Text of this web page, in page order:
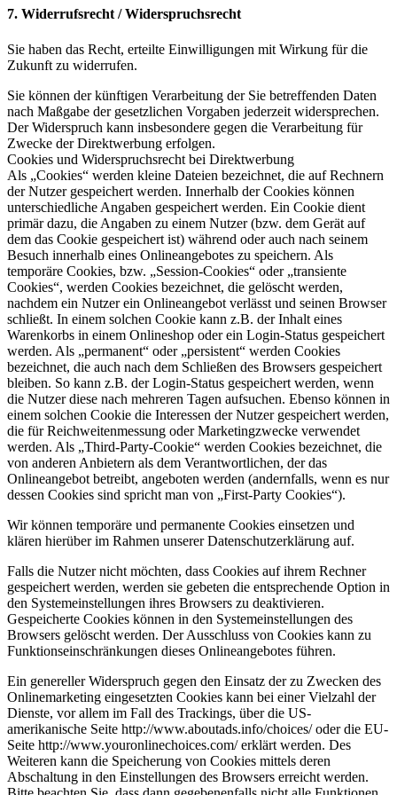
7. Widerrufsrecht / Widerspruchsrecht
Sie haben das Recht, erteilte Einwilligungen mit Wirkung für die
Zukunft zu widerrufen.
Sie können der künftigen Verarbeitung der Sie betreffenden Daten
nach Maßgabe der gesetzlichen Vorgaben jederzeit widersprechen.
Der Widerspruch kann insbesondere gegen die Verarbeitung für
Zwecke der Direktwerbung erfolgen.
Cookies und Widerspruchsrecht bei Direktwerbung
Als „Cookies“ werden kleine Dateien bezeichnet, die auf Rechnern
der Nutzer gespeichert werden. Innerhalb der Cookies können
unterschiedliche Angaben gespeichert werden. Ein Cookie dient
primär dazu, die Angaben zu einem Nutzer (bzw. dem Gerät auf
dem das Cookie gespeichert ist) während oder auch nach seinem
Besuch innerhalb eines Onlineangebotes zu speichern. Als
temporäre Cookies, bzw. „Session-Cookies“ oder „transiente
Cookies“, werden Cookies bezeichnet, die gelöscht werden,
nachdem ein Nutzer ein Onlineangebot verlässt und seinen Browser
schließt. In einem solchen Cookie kann z.B. der Inhalt eines
Warenkorbs in einem Onlineshop oder ein Login-Status gespeichert
werden. Als „permanent“ oder „persistent“ werden Cookies
bezeichnet, die auch nach dem Schließen des Browsers gespeichert
bleiben. So kann z.B. der Login-Status gespeichert werden, wenn
die Nutzer diese nach mehreren Tagen aufsuchen. Ebenso können in
einem solchen Cookie die Interessen der Nutzer gespeichert werden,
die für Reichweitenmessung oder Marketingzwecke verwendet
werden. Als „Third-Party-Cookie“ werden Cookies bezeichnet, die
von anderen Anbietern als dem Verantwortlichen, der das
Onlineangebot betreibt, angeboten werden (andernfalls, wenn es nur
dessen Cookies sind spricht man von „First-Party Cookies“).
Wir können temporäre und permanente Cookies einsetzen und
klären hierüber im Rahmen unserer Datenschutzerklärung auf.
Falls die Nutzer nicht möchten, dass Cookies auf ihrem Rechner
gespeichert werden, werden sie gebeten die entsprechende Option in
den Systemeinstellungen ihres Browsers zu deaktivieren.
Gespeicherte Cookies können in den Systemeinstellungen des
Browsers gelöscht werden. Der Ausschluss von Cookies kann zu
Funktionseinschränkungen dieses Onlineangebotes führen.
Ein genereller Widerspruch gegen den Einsatz der zu Zwecken des
Onlinemarketing eingesetzten Cookies kann bei einer Vielzahl der
Dienste, vor allem im Fall des Trackings, über die US-
amerikanische Seite http://www.aboutads.info/choices/ oder die EU-
Seite http://www.youronlinechoices.com/ erklärt werden. Des
Weiteren kann die Speicherung von Cookies mittels deren
Abschaltung in den Einstellungen des Browsers erreicht werden.